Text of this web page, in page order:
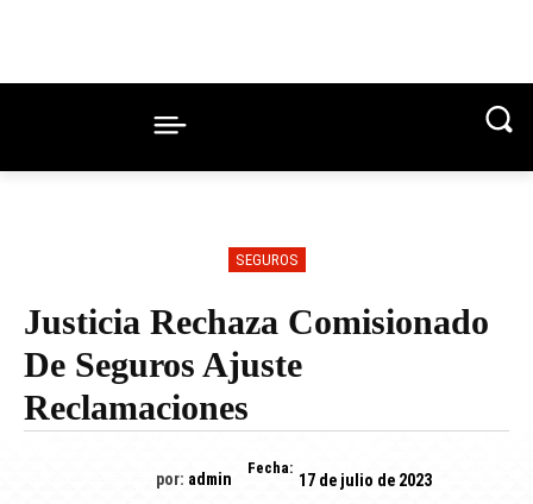
SEGUROS
Justicia Rechaza Comisionado
De Seguros Ajuste
Reclamaciones
por: admin
Fecha:
17 de julio de 2023